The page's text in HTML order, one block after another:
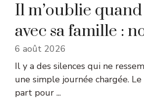
Il m’oublie
avec sa famille :
6 août 2026
Il y a des silences qui ne
une simple journée chargée.
part pour ...